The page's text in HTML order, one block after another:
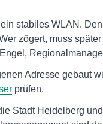
stabiles WLAN.
zögert, muss
Adresse gebaut
prüfen.
Stadt Heidelberg